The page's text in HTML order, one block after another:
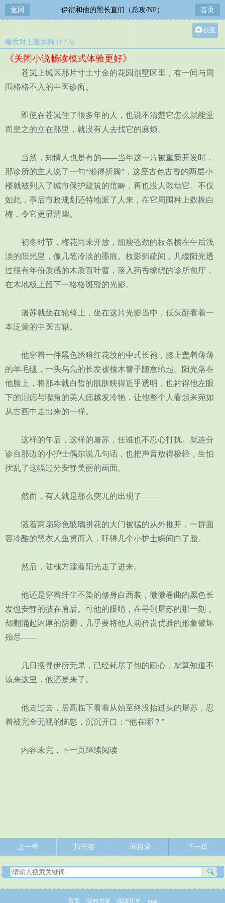
返回 伊衍和他的黑长直们（总攻/NP） 首页
设置
中
毒舌对上落水狗 (1 / 3)
《关闭小说畅读模式体验更好》
苍岚上城区那片寸土寸金的花园别墅区里，有一间与周
围格格不入的中医诊所。
即使在苍岚住了很多年的人，也说不清楚它怎么就能堂
而皇之的立在那里，就没有人去找它的麻烦。
当然，知情人也是有的——当年这一片被重新开发时，
那诊所的主人说了一句“懒得折腾”，这座古色古香的两层小
楼就被列入了城市保护建筑的范畴，再也没人敢动它。不仅
如此，事后市政规划还特地派了人来，在它周围种上数株白
梅，令它更显清幽。
初冬时节，梅花尚未开放，细瘦苍劲的枝条横在午后浅
淡的阳光里，像几笔冷淡的墨痕。枝影斜疏间，几缕阳光透
过很有年份质感的木质百叶窗，落入药香缭绕的诊所前厅，
在木地板上留下一格格斑驳的光影。
屠苏就坐在轮椅上，坐在这片光影当中，低头翻看着一
本泛黄的中医古籍。
他穿着一件黑色绣暗红花纹的中式长袍，膝上盖着薄薄
的羊毛毯，一头乌亮的长发被檀木簪子随意绾起。阳光落在
他脸上，将那本就白皙的肌肤映得近乎透明，也衬得他左眼
下的泪痣与嘴角的美人痣越发冷艳，让他整个人看起来宛如
从古画中走出来的一样。
这样的午后，这样的屠苏，任谁也不忍心打扰。就连分
诊台那边的小护士偶尔说几句话，也把声音放得极轻，生怕
扰乱了这幅过分安静美丽的画面。
然而，有人就是那么突兀的出现了——
随着两扇彩色玻璃拼花的大门被猛的从外推开，一群面
容冷酷的黑衣人鱼贯而入，吓得几个小护士瞬间白了脸。
然后，陆槐方踩着阳光走了进来。
他还是穿着纤尘不染的修身白西装，微微卷曲的黑色长
发也安静的披在肩后。可他的眼睛，在寻到屠苏的那一刻，
却翻涌起浓厚的阴霾，几乎要将他人前矜贵优雅的形象破坏
殆尽——
几日搜寻伊衍无果，已经耗尽了他的耐心，就算知道不
该来这里，他还是来了。
他走过去，居高临下看着从始至终没抬过头的屠苏，忍
着被完全无视的恼怒，沉沉开口：“他在哪？”
内容未完，下一页继续阅读
上一章 加书签 回目录 下一页
首页 我的书架 阅读历史 map